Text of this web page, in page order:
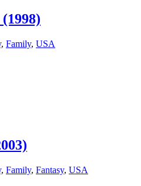
, Family, USA
, Family, Fantasy, USA